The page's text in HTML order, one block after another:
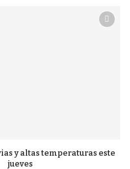
y altas temperaturas este
jueves